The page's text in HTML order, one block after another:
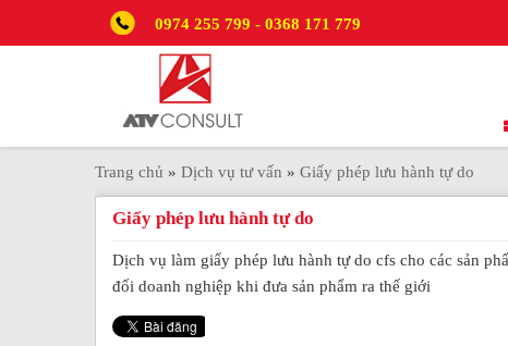
0974 255 799 - 0368 171 779
Trang chủ » Dịch vụ tư vấn » Giấy phép lưu hành tự do
Giấy phép lưu hành tự do
Dịch vụ làm giấy phép lưu hành tự do cfs cho các sản
đối doanh nghiệp khi đưa sản phẩm ra thế giới